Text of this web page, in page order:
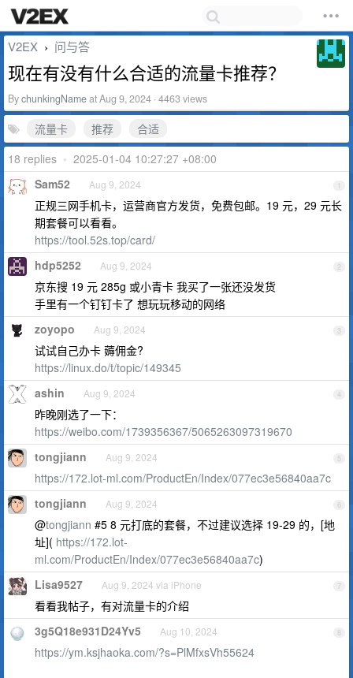
V2EX › 问与答
现在有没有什么合适的流量卡推荐？
BychunkingNameat Aug 9, 2024 · 4463 views
流量卡 推荐
合适
18 replies • 2025-01-04 10:27:27 +08:00
1
Sam52 Aug 9, 2024
正规三网手机卡，运营商官方发货，免费包邮。19 元，29 元长
期套餐可以看看。
https://tool.52s.top/card/
2
hdp5252 Aug 9, 2024
京东搜 19 元 285g 或小青卡 我买了一张还没发货
手里有一个钉钉卡了 想玩玩移动的网络
3
zoyopo Aug 9, 2024
试试自己办卡 薅佣金?
https://linux.do/t/topic/149345
4
ashin Aug 9, 2024
昨晚刚选了一下：
https://weibo.com/1739356367/5065263097319670
5
tongjiann Aug 9, 2024
https://172.lot-ml.com/ProductEn/Index/077ec3e56840aa7c
6
tongjiann Aug 9, 2024
@tongjiann #5 8 元打底的套餐，不过建议选择 19-29 的，[地
址]( https://172.lot-
ml.com/ProductEn/Index/077ec3e56840aa7c)
7
Lisa9527 Aug 9, 2024 via iPhone
看看我帖子，有对流量卡的介绍
8
3g5Q18e931D24Yv5 Aug 10, 2024
https://ym.ksjhaoka.com/?s=PlMfxsVh55624